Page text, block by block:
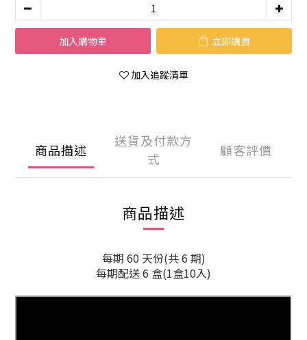
加入購物車 立即購買
加入追蹤清單
商品描述
送貨及付款方
式
顧客評價
商品描述
每期 60 天份(共 6 期)
每期配送 6 盒(1盒10入)